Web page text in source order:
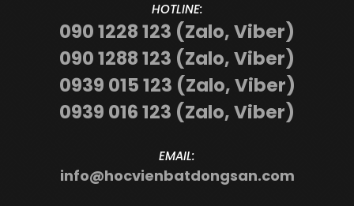
HOTLINE:
090 1228 123 (Zalo, Viber)
090 1288 123 (Zalo, Viber)
0939 015 123 (Zalo, Viber)
0939 016 123 (Zalo, Viber)
EMAIL:
info@hocvienbatdongsan.com